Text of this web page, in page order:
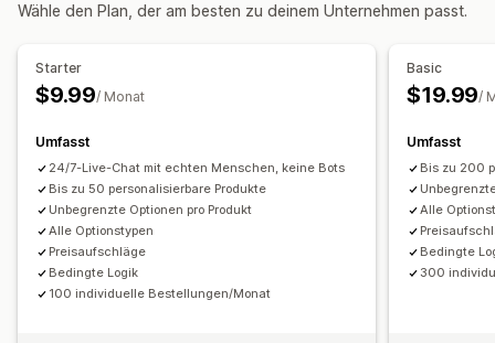
Benutzerdefiniertes HTML Vorschau Variantenanzeige
Preisgestaltung
Bedingte Preisgestaltung
Inventar
Ausverkaufte Artikel ausblenden
Automatische Updates
Wähle den Plan, der am besten zu deinem Unternehmen passt.
Starter
$9.99/ Monat
Umfasst
24/7-Live-Chat mit echten Menschen, keine Bots
Bis zu 50 personalisierbare Produkte
Unbegrenzte Optionen pro Produkt
Alle Optionstypen
Preisaufschläge
Bedingte Logik
100 individuelle Bestellungen/Monat
Basic
$19.99/
Umfasst
Bis zu 200
Alle
Bedingte
300